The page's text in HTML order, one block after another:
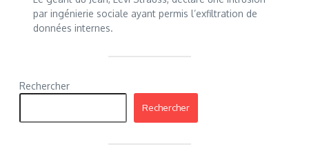
par ingénierie sociale ayant permis l’exfiltration de
données internes.
Rechercher
Rechercher